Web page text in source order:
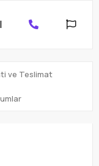
ve Teslimat